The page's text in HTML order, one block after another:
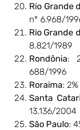
Rio Grande
nº 6.968/
Rio Grande
8.821/1989
Rondônia:
688/1996
Roraima:
Santa
13.136/2004
São Paulo: